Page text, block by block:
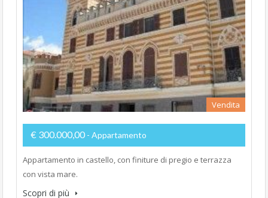
Vendita
€ 300.000,00 - Appartamento
Appartamento in castello, con finiture di pregio e terrazza
con vista mare.
Scopri di più